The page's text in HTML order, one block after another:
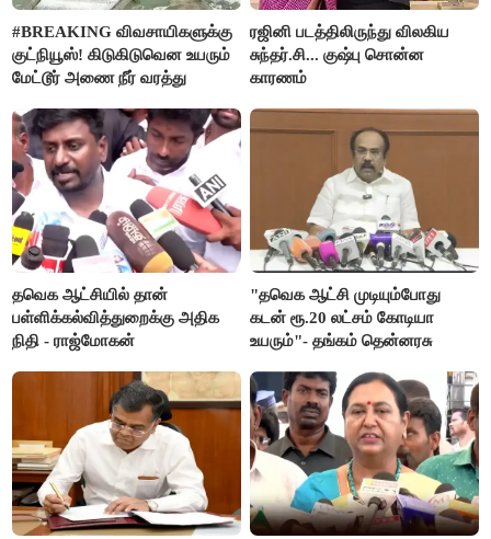
#BREAKING விவசாயிகளுக்கு
குட்நியூஸ்! கிடுகிடுவென உயரும்
மேட்டூர் அணை நீர் வரத்து
ரஜினி படத்திலிருந்து விலகிய
சுந்தர்.சி... குஷ்பு சொன்ன
காரணம்
தவெக ஆட்சியில் தான்
பள்ளிக்கல்வித்துறைக்கு அதிக
நிதி - ராஜ்மோகன்
"தவெக ஆட்சி முடியும்போது
கடன் ரூ.20 லட்சம் கோடியா
உயரும்"- தங்கம் தென்னரசு